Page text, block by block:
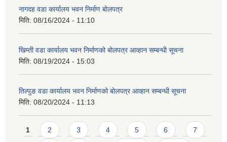
नागदह वडा कार्यालय भवन निर्माण बोलपत्र
मिति: 08/16/2024 - 11:10
खिम्ती वडा कार्यालय भवन निर्माणको बोलपत्र आव्हान सम्बन्धी सूचना
मिति: 08/19/2024 - 15:03
तिल्पुङ वडा कार्यालय भवन निर्माणको बोलपत्र आव्हान सम्बन्धी सूचना
मिति: 08/20/2024 - 11:13
Pages
1 2 3 4 5 6 7